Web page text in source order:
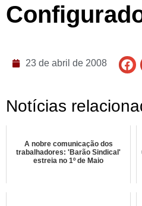
23 de abril de 2008
Notícias
A nobre comunicação dos
trabalhadores: 'Barão Sindical'
estreia no 1º de Maio